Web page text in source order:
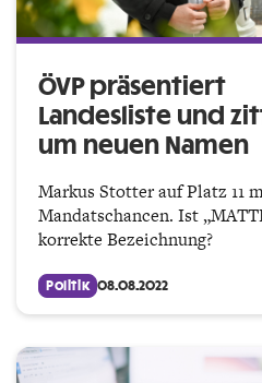
ÖVP präsentiert
Landesliste und
um neuen Namen
Markus Stotter auf Platz 11
Mandatschancen. Ist
korrekte Bezeichnung?
Politik 08.08.2022